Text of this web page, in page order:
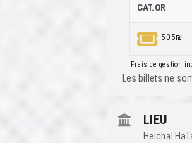
CAT.OR
505₪
Frais de gestion
Les billets ne
LIEU
Heichal